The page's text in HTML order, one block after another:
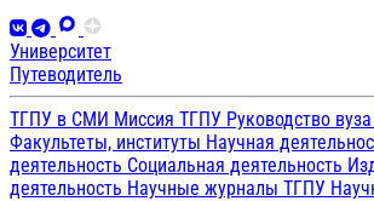
Университет
Путеводитель
ТГПУ в СМИ Миссия ТГПУ Руководство вуза
Факультеты, институты Научная
деятельность Социальная деятельность
деятельность Научные журналы ТГПУ